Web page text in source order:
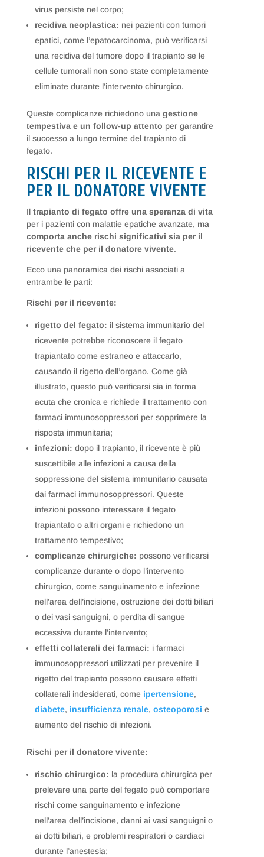
virus persiste nel corpo;
recidiva neoplastica: nei pazienti con tumori
epatici, come l’epatocarcinoma, può verificarsi
una recidiva del tumore dopo il trapianto se le
cellule tumorali non sono state completamente
eliminate durante l’intervento chirurgico.
Queste complicanze richiedono una gestione
tempestiva e un follow-up attento per garantire
il successo a lungo termine del trapianto di
fegato.
RISCHI PER IL RICEVENTE E
PER IL DONATORE VIVENTE
Il trapianto di fegato offre una speranza di vita
per i pazienti con malattie epatiche avanzate, ma
comporta anche rischi significativi sia per il
ricevente che per il donatore vivente.
Ecco una panoramica dei rischi associati a
entrambe le parti:
Rischi per il ricevente:
rigetto del fegato: il sistema immunitario del
ricevente potrebbe riconoscere il fegato
trapiantato come estraneo e attaccarlo,
causando il rigetto dell’organo. Come già
illustrato, questo può verificarsi sia in forma
acuta che cronica e richiede il trattamento con
farmaci immunosoppressori per sopprimere la
risposta immunitaria;
infezioni: dopo il trapianto, il ricevente è più
suscettibile alle infezioni a causa della
soppressione del sistema immunitario causata
dai farmaci immunosoppressori. Queste
infezioni possono interessare il fegato
trapiantato o altri organi e richiedono un
trattamento tempestivo;
complicanze chirurgiche: possono verificarsi
complicanze durante o dopo l’intervento
chirurgico, come sanguinamento e infezione
nell’area dell’incisione, ostruzione dei dotti biliari
o dei vasi sanguigni, o perdita di sangue
eccessiva durante l’intervento;
effetti collaterali dei farmaci: i farmaci
immunosoppressori utilizzati per prevenire il
rigetto del trapianto possono causare effetti
collaterali indesiderati, come ipertensione,
diabete, insufficienzarenale, osteoporosi e
aumento del rischio di infezioni.
Rischi per il donatore vivente:
rischio chirurgico: la procedura chirurgica per
prelevare una parte del fegato può comportare
rischi come sanguinamento e infezione
nell’area dell’incisione, danni ai vasi sanguigni o
ai dotti biliari, e problemi respiratori o cardiaci
durante l’anestesia;